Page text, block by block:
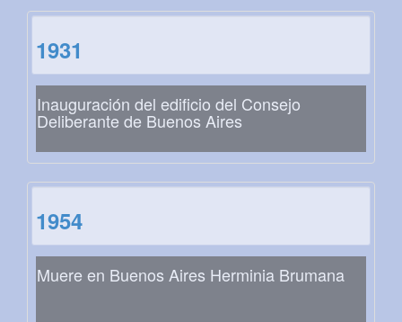
1931
Inauguración del edificio del Consejo
Deliberante de Buenos Aires
1954
Muere en Buenos Aires Herminia Brumana